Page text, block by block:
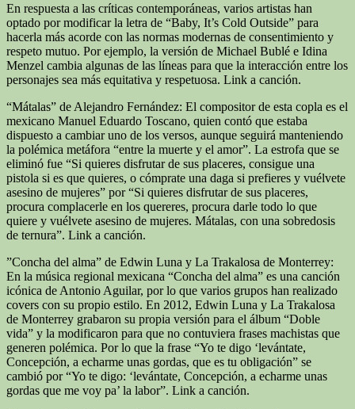
En respuesta a las críticas contemporáneas, varios artistas han
optado por modificar la letra de “Baby, It’s Cold Outside” para
hacerla más acorde con las normas modernas de consentimiento y
respeto mutuo. Por ejemplo, la versión de Michael Bublé e Idina
Menzel cambia algunas de las líneas para que la interacción entre los
personajes sea más equitativa y respetuosa. Link a canción.
“Mátalas” de Alejandro Fernández: El compositor de esta copla es el
mexicano Manuel Eduardo Toscano, quien contó que estaba
dispuesto a cambiar uno de los versos, aunque seguirá manteniendo
la polémica metáfora “entre la muerte y el amor”. La estrofa que se
eliminó fue “Si quieres disfrutar de sus placeres, consigue una
pistola si es que quieres, o cómprate una daga si prefieres y vuélvete
asesino de mujeres” por “Si quieres disfrutar de sus placeres,
procura complacerle en los quereres, procura darle todo lo que
quiere y vuélvete asesino de mujeres. Mátalas, con una sobredosis
de ternura”. Link a canción.
”Concha del alma” de Edwin Luna y La Trakalosa de Monterrey:
En la música regional mexicana “Concha del alma” es una canción
icónica de Antonio Aguilar, por lo que varios grupos han realizado
covers con su propio estilo. En 2012, Edwin Luna y La Trakalosa
de Monterrey grabaron su propia versión para el álbum “Doble
vida” y la modificaron para que no contuviera frases machistas que
generen polémica. Por lo que la frase “Yo te digo ‘levántate,
Concepción, a echarme unas gordas, que es tu obligación” se
cambió por “Yo te digo: ‘levántate, Concepción, a echarme unas
gordas que me voy pa’ la labor”. Link a canción.